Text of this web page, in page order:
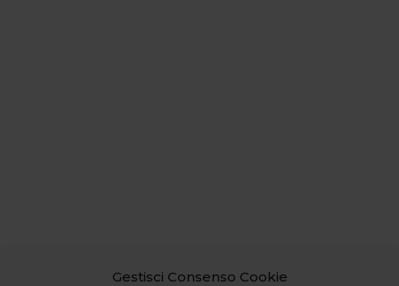
Gestisci Consenso Cookie